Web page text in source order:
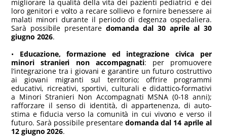
migliorare la qualità della vita dei pazienti pediatrici e dei
loro genitori e volto a recare sollievo e fornire benessere ai
malati minori durante il periodo di degenza ospedaliera.
Sarà possibile presentare domanda dal 30 aprile al 30
giugno 2026.
• Educazione, formazione ed integrazione civica per
minori stranieri non accompagnati: per promuovere
l’integrazione tra i giovani e garantire un futuro costruttivo
ai giovani migranti sul territorio; offrire programmi
educativi, ricreativi, sportivi, culturali e didattico-formativi
a Minori Stranieri Non Accompagnati MSNA (0-18 anni);
rafforzare il senso di identità, di appartenenza, di auto-
stima e fiducia verso la comunità in cui vivono e verso il
futuro. Sarà possibile presentaredomanda dal 14 aprile al
12 giugno 2026.